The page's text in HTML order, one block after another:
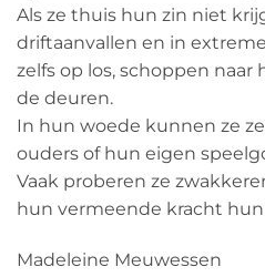
Als ze thuis hun zin niet
driftaanvallen en in
zelfs op los, schoppen naar
de deuren.
In hun woede kunnen ze
ouders of hun eigen
Vaak proberen ze
hun vermeende kracht
Madeleine Meuwessen